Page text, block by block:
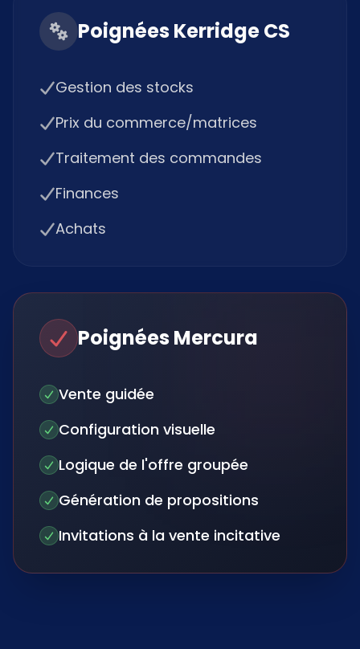
Poignées Kerridge CS
Gestion des stocks
Prix du commerce/matrices
Traitement des commandes
Finances
Achats
Poignées Mercura
Vente guidée
Configuration visuelle
Logique de l'offre groupée
Génération de propositions
Invitations à la vente incitative